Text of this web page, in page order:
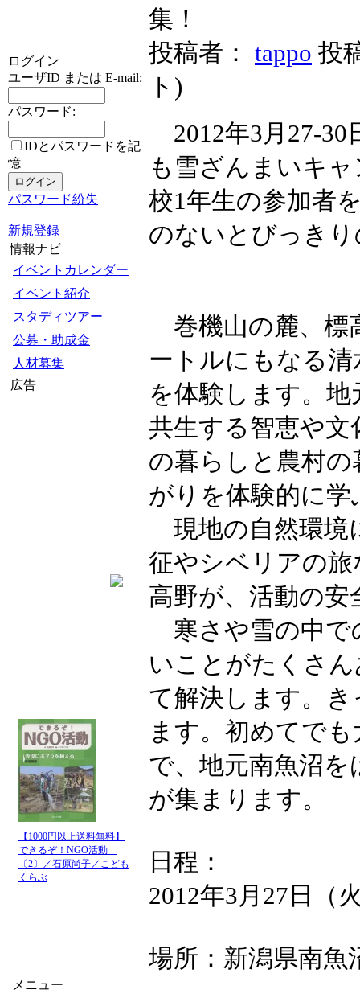
ログイン
ユーザID または E-mail:
パスワード:
IDとパスワードを記
憶
パスワード紛失
新規登録
情報ナビ
イベントカレンダー
イベント紹介
スタディツアー
公募・助成金
人材募集
広告
【1000円以上送料無料】
できるぞ！NGO活動
〔2〕／石原尚子／こども
くらぶ
メニュー
集！
投稿者： tappo 投
ト )
2012年3月27-30
も雪ざんまいキ
校1年生の参加者
のないとびっき
巻機山の麓、標
ートルにもなる
を体験します。
共生する智恵や文
の暮らしと農村
がりを体験的に
現地の自然環境
征やシベリアの
高野が、活動の
寒さや雪の中で
いことがたくさ
て解決します。
ます。初めてで
で、地元南魚沼
が集まります。
日程：
2012年3月27日（
場所：新潟県南魚